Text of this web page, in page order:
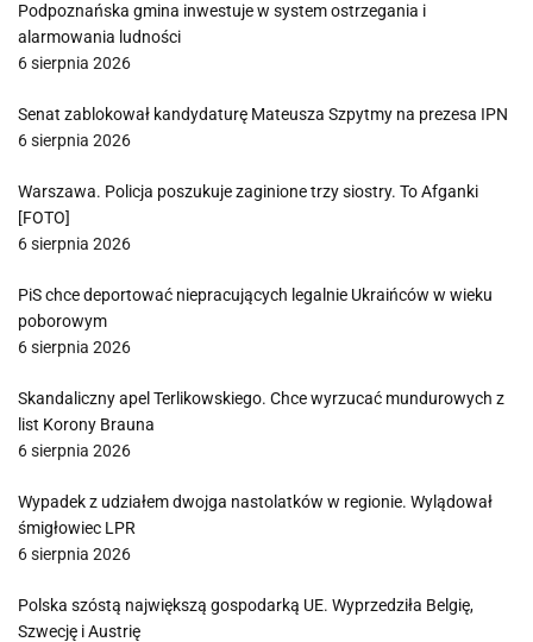
Podpoznańska gmina inwestuje w system ostrzegania i
alarmowania ludności
6 sierpnia 2026
Senat zablokował kandydaturę Mateusza Szpytmy na prezesa IPN
6 sierpnia 2026
Warszawa. Policja poszukuje zaginione trzy siostry. To Afganki
[FOTO]
6 sierpnia 2026
PiS chce deportować niepracujących legalnie Ukraińców w wieku
poborowym
6 sierpnia 2026
Skandaliczny apel Terlikowskiego. Chce wyrzucać mundurowych z
list Korony Brauna
6 sierpnia 2026
Wypadek z udziałem dwojga nastolatków w regionie. Wylądował
śmigłowiec LPR
6 sierpnia 2026
Polska szóstą największą gospodarką UE. Wyprzedziła Belgię,
Szwecję i Austrię